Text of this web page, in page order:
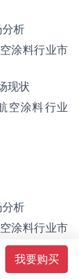
析
涂料‌‌‌行业市
现状
空涂料‌‌‌行业
析
涂料‌‌‌行业市
现状
我要购买